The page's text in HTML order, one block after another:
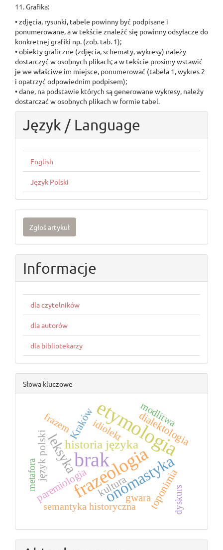
11. Grafika:
• zdjęcia, rysunki, tabele powinny być podpisane i
ponumerowane, a w tekście znaleźć się powinny odsyłacze do
konkretnej grafiki np. (zob. tab. 1);
• obiekty graficzne (zdjęcia, schematy, wykresy) należy
dostarczyć w osobnych plikach; a w tekście prosimy wstawić
je we właściwe im miejsce, ponumerować (tabela 1, wykres 2
i opatrzyć odpowiednim podpisem);
• dane, na podstawie których są generowane wykresy, należy
dostarczać w osobnych plikach w formie tabel.
Język / Language
English
Język Polski
Zgłoś
artykuł
Zgłoś artykuł
Informacje
dla czytelników
dla autorów
dla bibliotekarzy
Słowa kluczowe
etymologia
brak
frazeologia
onomastyka
leksykahistoria języka
toponimia
Kraków
gwara
paremiologia
dialektologia
kultura
język polski
modlitwa
semantyka historyczna
idiolekt
frazem
metafora -
dyskurs